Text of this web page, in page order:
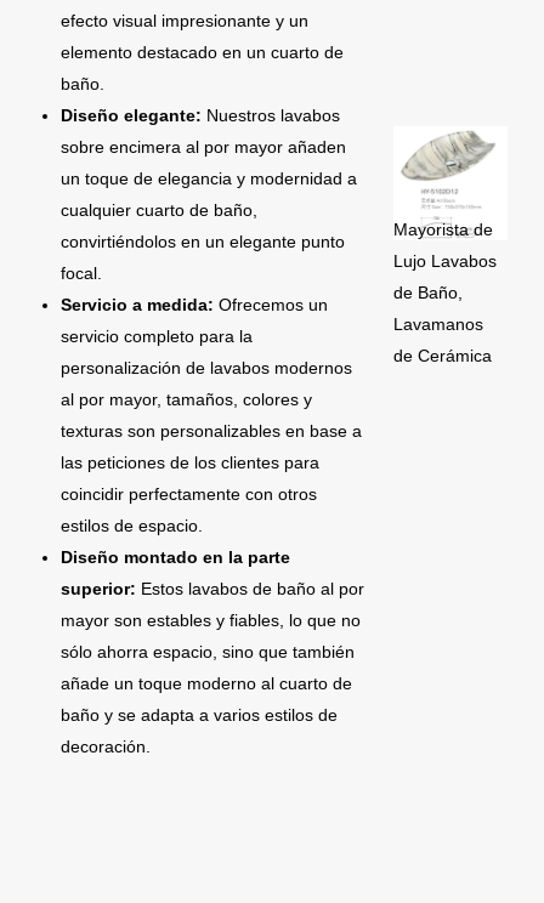
efecto visual impresionante y un
elemento destacado en un cuarto de
baño.
Diseño elegante: Nuestros lavabos
sobre encimera al por mayor añaden
un toque de elegancia y modernidad a
cualquier cuarto de baño,
convirtiéndolos en un elegante punto
focal.
Servicio a medida: Ofrecemos un
servicio completo para la
personalización de lavabos modernos
al por mayor, tamaños, colores y
texturas son personalizables en base a
las peticiones de los clientes para
coincidir perfectamente con otros
estilos de espacio.
Diseño montado en la parte
superior: Estos lavabos de baño al por
mayor son estables y fiables, lo que no
sólo ahorra espacio, sino que también
añade un toque moderno al cuarto de
baño y se adapta a varios estilos de
decoración.
Mayorista de
Lujo Lavabos
de Baño,
Lavamanos
de Cerámica